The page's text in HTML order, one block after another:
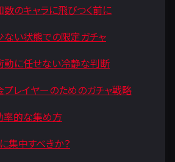
のキャラに飛びつく前に
い状態での限定ガチャ
動に任せない冷静な判断
プレイヤーのためのガチャ戦略
率的な集め方
集中すべきか？